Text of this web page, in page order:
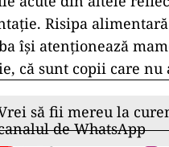
Risipa
își atenționează
că sunt copii care nu
să fii mereu la
de WhatsApp